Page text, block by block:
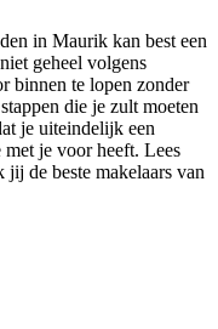
in Maurik kan best een
geheel volgens
binnen te lopen zonder
die je zult moeten
je uiteindelijk een
je voor heeft. Lees
de beste makelaars van